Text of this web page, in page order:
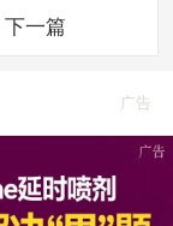
下一篇
广告